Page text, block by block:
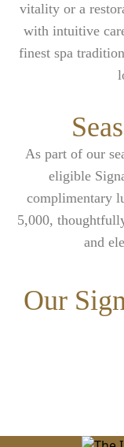
vitality or a
with intuitive
finest spa
As part of our
eligible
complimentary
5,000,
and
Our